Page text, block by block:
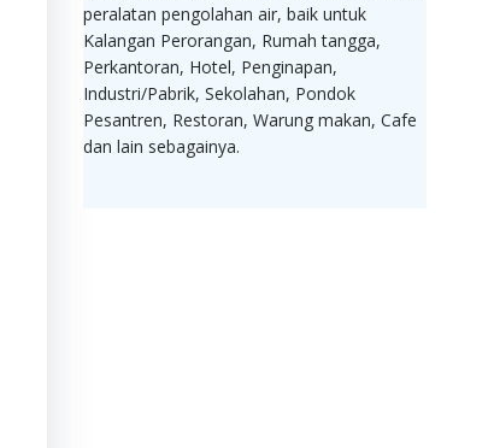
peralatan pengolahan air, baik untuk
Kalangan Perorangan, Rumah tangga,
Perkantoran, Hotel, Penginapan,
Industri/Pabrik, Sekolahan, Pondok
Pesantren, Restoran, Warung makan, Cafe
dan lain sebagainya.